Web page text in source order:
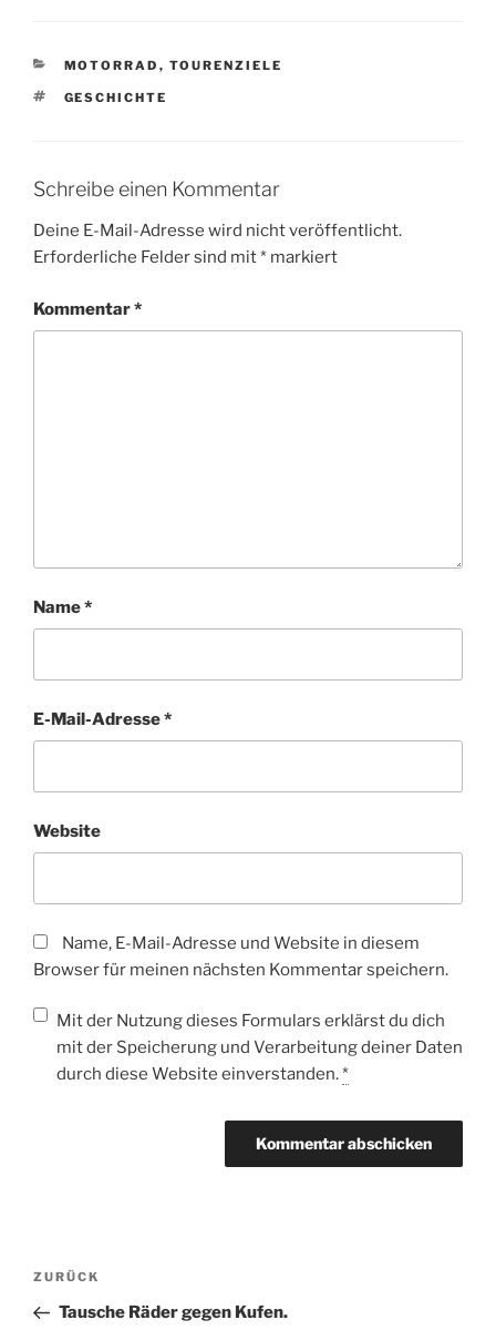
KATEGORIEN
MOTORRAD , TOURENZIELE
SCHLAGWÖRTER
GESCHICHTE
Schreibe einen Kommentar
Deine E-Mail-Adresse wird nicht veröffentlicht.
Erforderliche Felder sind mit* markiert
Kommentar*
Name*
E-Mail-Adresse*
Website
Name, E-Mail-Adresse und Website in diesem
Browser für meinen nächsten Kommentar speichern.
Mit der Nutzung dieses Formulars erklärst du dich
mit der Speicherung und Verarbeitung deiner Daten
durch diese Website einverstanden.*
Beitragsnavigation
Vorheriger
Beitrag
ZURÜCK
Tausche Räder gegen Kufen.